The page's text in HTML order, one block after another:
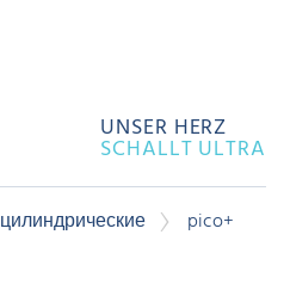
UNSER HERZ
SCHALLT ULTRA
цилиндрические
pico+